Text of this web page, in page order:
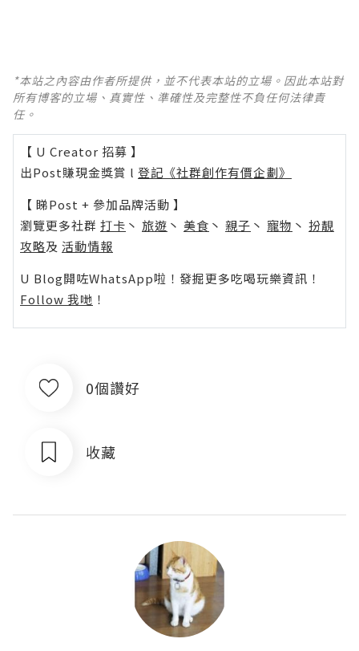
*本站之內容由作者所提供，並不代表本站的立場。因此本站對
所有博客的立場、真實性、準確性及完整性不負任何法律責
任。
【 U Creator 招募 】
出Post賺現金獎賞 l 登記《社群創作有價企劃》
【 睇Post + 參加品牌活動 】
瀏覽更多社群 打卡 丶 旅遊 丶 美食 丶 親子 丶 寵物 丶 扮靚
攻略及 活動情報
U Blog開咗WhatsApp啦！發掘更多吃喝玩樂資訊！
Follow 我哋 ！
0個讚好
收藏